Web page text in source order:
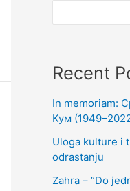
Recent
In memoriam:
Кум
Uloga kulture i
odrastanju
Zahra – ”Do